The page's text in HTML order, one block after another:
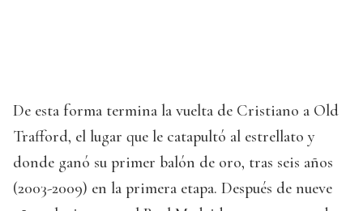
De esta forma termina la vuelta de Cristiano a Old
Trafford, el lugar que le catapultó al estrellato y
donde ganó su primer balón de oro, tras seis años
(2003-2009) en la primera etapa. Después de nueve